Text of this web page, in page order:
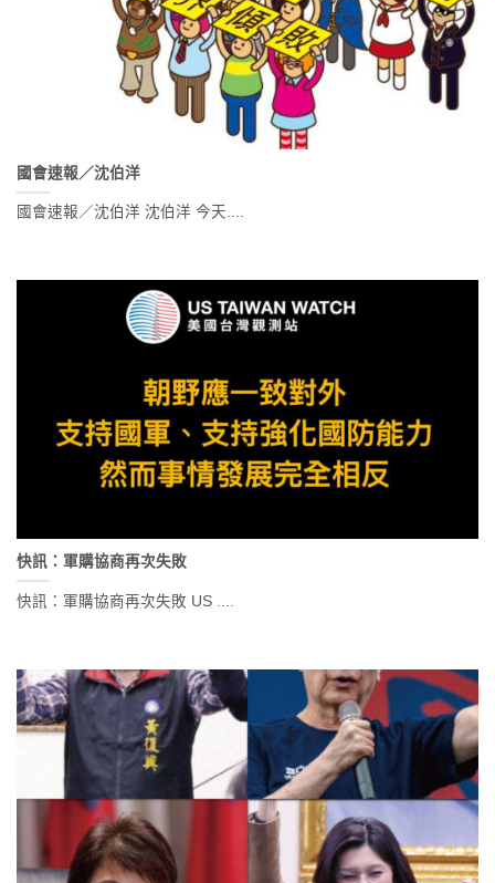
國會速報／沈伯洋
國會速報／沈伯洋 沈伯洋 今天....
快訊：軍購協商再次失敗
快訊：軍購協商再次失敗 US ....